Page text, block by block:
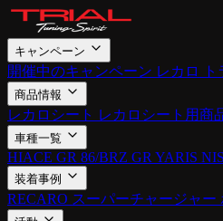
キャンペーン
開催中のキャンペーン レカロ
商品情報
レカロシート レカロシート用商
車種一覧
HIACE GR 86/BRZ GR YARIS
装着事例
RECARO スーパーチャージャー